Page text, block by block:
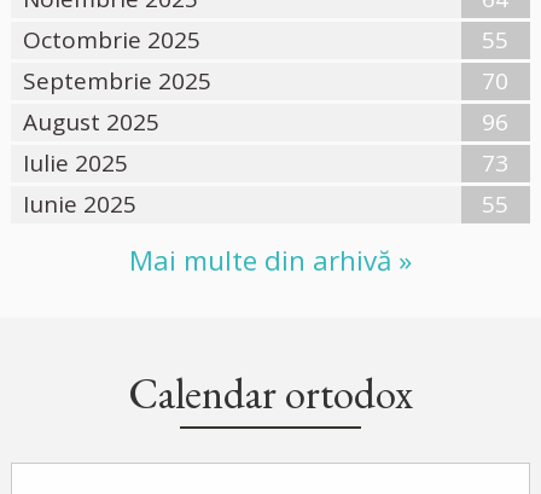
Octombrie 2025
55
Septembrie 2025
70
August 2025
96
Iulie 2025
73
Iunie 2025
55
Mai multe din arhivă »
Calendar ortodox